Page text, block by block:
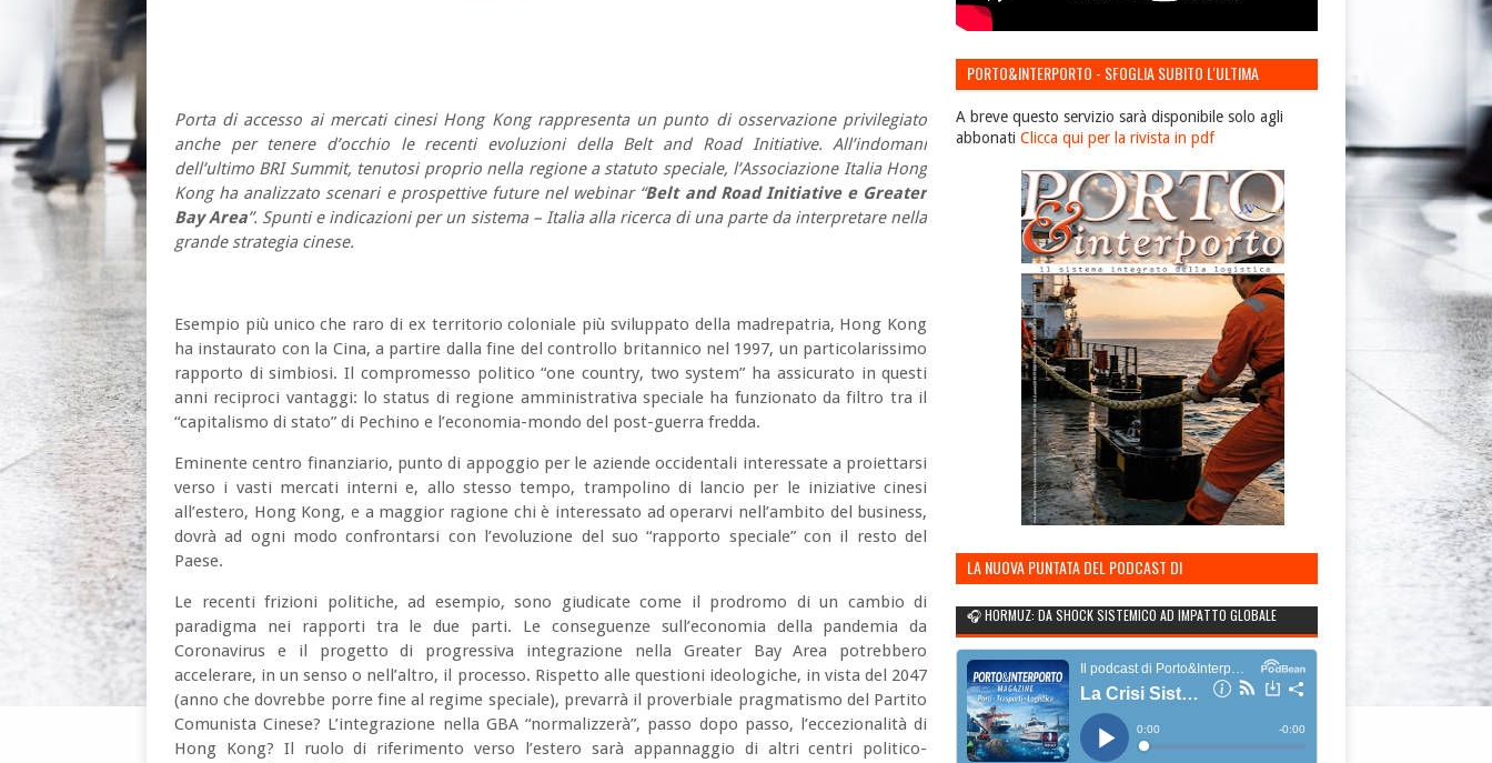
Porta di accesso ai mercati cinesi Hong Kong rappresenta un punto di osservazione privilegiato
anche per tenere d’occhio le recenti evoluzioni della Belt and Road Initiative. All’indomani
dell’ultimo BRI Summit, tenutosi proprio nella regione a statuto speciale, l’Associazione Italia Hong
Kong ha analizzato scenari e prospettive future nel webinar “Belt and Road Initiative e Greater
Bay Area”. Spunti e indicazioni per un sistema – Italia alla ricerca di una parte da interpretare nella
grande strategia cinese.
Esempio più unico che raro di ex territorio coloniale più sviluppato della madrepatria, Hong Kong
ha instaurato con la Cina, a partire dalla fine del controllo britannico nel 1997, un particolarissimo
rapporto di simbiosi. Il compromesso politico “one country, two system” ha assicurato in questi
anni reciproci vantaggi: lo status di regione amministrativa speciale ha funzionato da filtro tra il
“capitalismo di stato” di Pechino e l’economia-mondo del post-guerra fredda.
Eminente centro finanziario, punto di appoggio per le aziende occidentali interessate a proiettarsi
verso i vasti mercati interni e, allo stesso tempo, trampolino di lancio per le iniziative cinesi
all’estero, Hong Kong, e a maggior ragione chi è interessato ad operarvi nell’ambito del business,
dovrà ad ogni modo confrontarsi con l’evoluzione del suo “rapporto speciale” con il resto del
Paese.
Le recenti frizioni politiche, ad esempio, sono giudicate come il prodromo di un cambio di
paradigma nei rapporti tra le due parti. Le conseguenze sull’economia della pandemia da
Coronavirus e il progetto di progressiva integrazione nella Greater Bay Area potrebbero
accelerare, in un senso o nell’altro, il processo. Rispetto alle questioni ideologiche, in vista del 2047
(anno che dovrebbe porre fine al regime speciale), prevarrà il proverbiale pragmatismo del Partito
Comunista Cinese? L’integrazione nella GBA “normalizzerà”, passo dopo passo, l’eccezionalità di
Hong Kong? Il ruolo di riferimento verso l’estero sarà appannaggio di altri centri politico-
PORTO&INTERPORTO - SFOGLIA SUBITO L'ULTIMA
A breve questo servizio sarà disponibile solo agli
abbonati Clicca qui per la rivista in pdf
LA NUOVA PUNTATA DEL PODCAST DI
🎧 HORMUZ: DA SHOCK SISTEMICO AD IMPATTO GLOBALE